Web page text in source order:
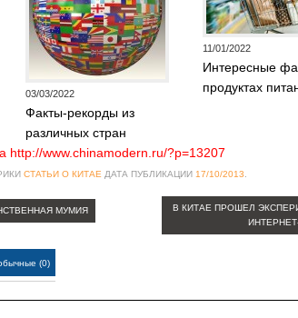
03/03/2022
Факты-рекорды из
различных стран
11/01/2022
Интересные
продуктах
http://www.chinamodern.ru/?p=13207
СТАТЬИ О КИТАЕ ДАТА ПУБЛИКАЦИИ 17/10/2013
МУМИЯ
В КИТАЕ ПРОШЕЛ
(0)